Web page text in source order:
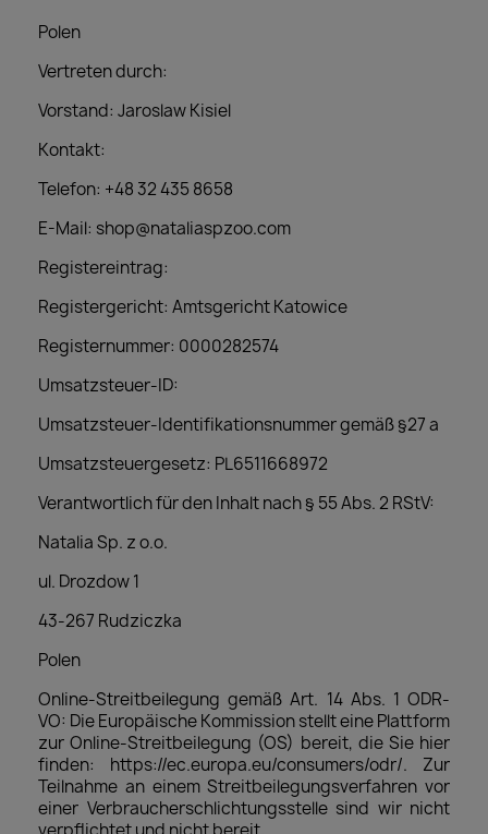
Polen
Vertreten durch:
Vorstand: Jaroslaw Kisiel
Kontakt:
Telefon: +48 32 435 8658
E-Mail: shop@nataliaspzoo.com
Registereintrag:
Registergericht: Amtsgericht Katowice
Registernummer: 0000282574
Umsatzsteuer-ID:
Umsatzsteuer-Identifikationsnummer gemäß §27 a
Umsatzsteuergesetz: PL6511668972
Verantwortlich für den Inhalt nach § 55 Abs. 2 RStV:
Natalia Sp. z o.o.
ul. Drozdow 1
43-267 Rudziczka
Polen
Online-Streitbeilegung gemäß Art. 14 Abs. 1 ODR-
VO: Die Europäische Kommission stellt eine Plattform
zur Online-Streitbeilegung (OS) bereit, die Sie hier
finden: https://ec.europa.eu/consumers/odr/. Zur
Teilnahme an einem Streitbeilegungsverfahren vor
einer Verbraucherschlichtungsstelle sind wir nicht